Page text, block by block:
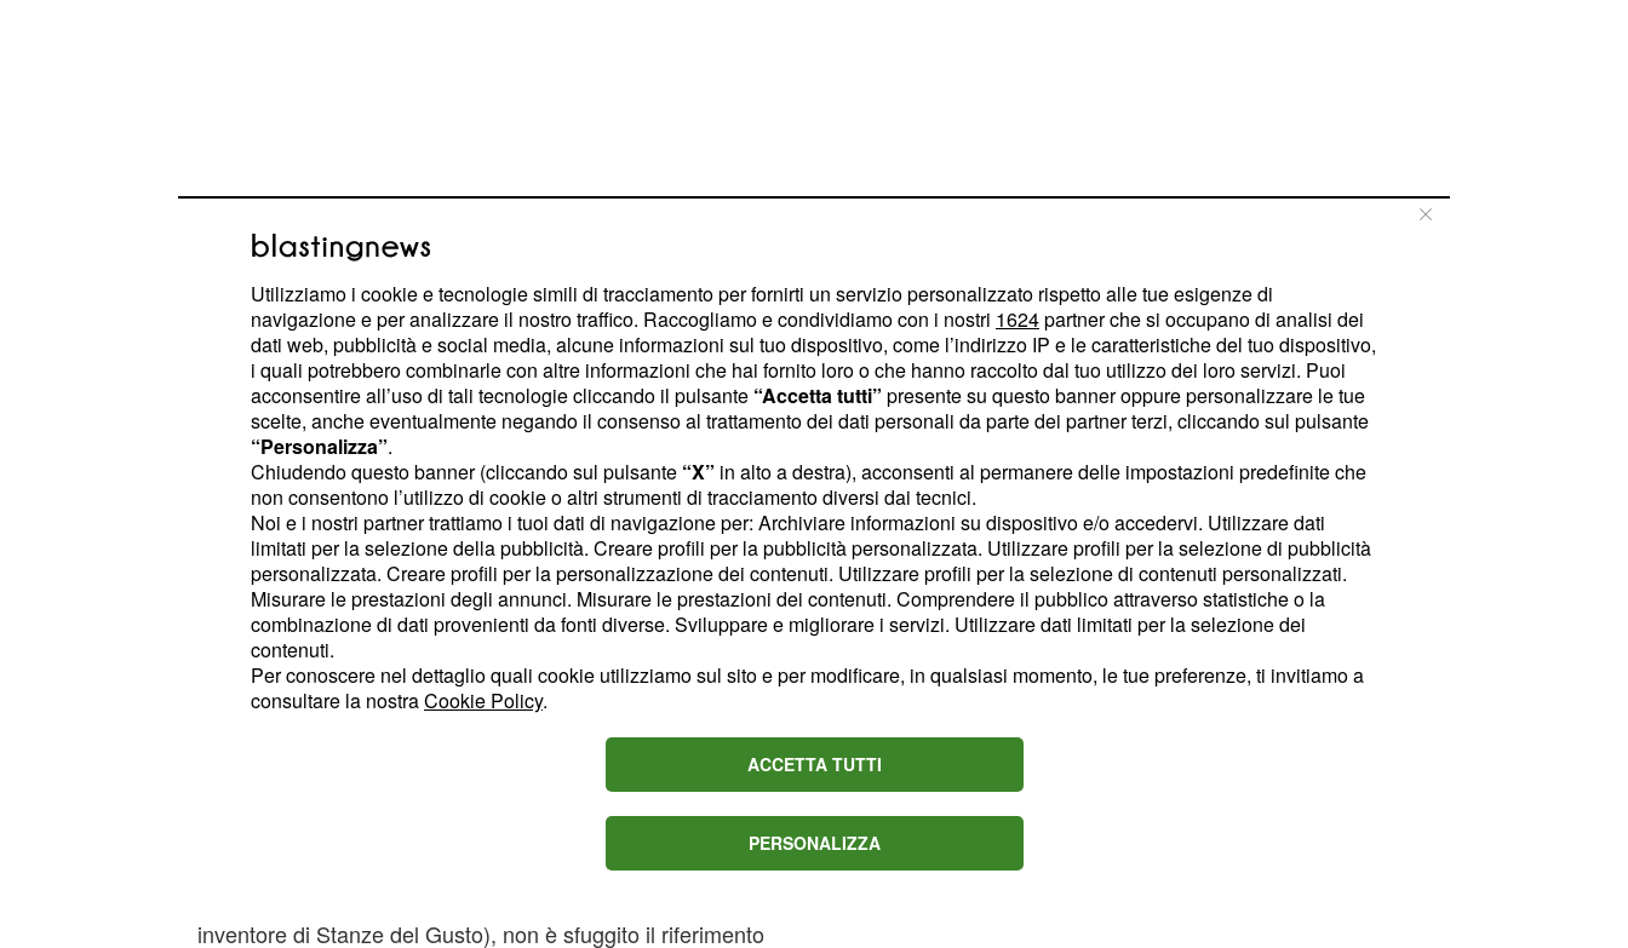
Nicola Francescae rivolto agli studenti diScienze e
Tecnologie Agroalimentari, anche perché il ricavato de 'Lo
cunto de li maccarune', edito da Dante&Descartes, andrà a
costituireborse di studio per i ricercatori
dell'agroalimentare.
Tra la Campania e la Sicilia, le ricette
di Giancarlo Moschetti
Prof. Paolo Inglese, ordinario di Scienze Agrarie e
Forestali, ha introdotto il libro parlando dell'assoluto
trasporto con cui Moschetti ha scritto. Un ricettario guidato
non solo da una passione per piatti radicati nella memoria
, alla sua infanzia e all'amore
per la sua famiglia, c'è anche tanta cucina siciliana, definita
da Moschetti "la più varia, la più buona d'Italia." Nella
inventore di Stanze del Gusto), non è sfuggito il riferimento
Utilizziamo i cookie e tecnologie simili di tracciamento per fornirti un servizio personalizzato rispetto alle tue esigenze di
navigazione e per analizzare il nostro traffico. Raccogliamo e condividiamo con i nostri 1624partner che si occupano di analisi dei
dati web, pubblicità e social media, alcune informazioni sul tuo dispositivo, come l’indirizzo IP e le caratteristiche del tuo dispositivo,
i quali potrebbero combinarle con altre informazioni che hai fornito loro o che hanno raccolto dal tuo utilizzo dei loro servizi. Puoi
acconsentire all’uso di tali tecnologie cliccando il pulsante “Accetta tutti” presente su questo banner oppure personalizzare le tue
scelte, anche eventualmente negando il consenso al trattamento dei dati personali da parte dei partner terzi, cliccando sul pulsante
“Personalizza”.
Chiudendo questo banner (cliccando sul pulsante “X” in alto a destra), acconsenti al permanere delle impostazioni predefinite che
non consentono l’utilizzo di cookie o altri strumenti di tracciamento diversi dai tecnici.
Noi e i nostri partner trattiamo i tuoi dati di navigazione per: Archiviare informazioni su dispositivo e/o accedervi. Utilizzare dati
limitati per la selezione della pubblicità. Creare profili per la pubblicità personalizzata. Utilizzare profili per la selezione di pubblicità
personalizzata. Creare profili per la personalizzazione dei contenuti. Utilizzare profili per la selezione di contenuti personalizzati.
Misurare le prestazioni degli annunci. Misurare le prestazioni dei contenuti. Comprendere il pubblico attraverso statistiche o la
combinazione di dati provenienti da fonti diverse. Sviluppare e migliorare i servizi. Utilizzare dati limitati per la selezione dei
contenuti.
Per conoscere nel dettaglio quali cookie utilizziamo sul sito e per modificare, in qualsiasi momento, le tue preferenze, ti invitiamo a
consultare la nostraCookie Policy.
ACCETTA TUTTI
PERSONALIZZA